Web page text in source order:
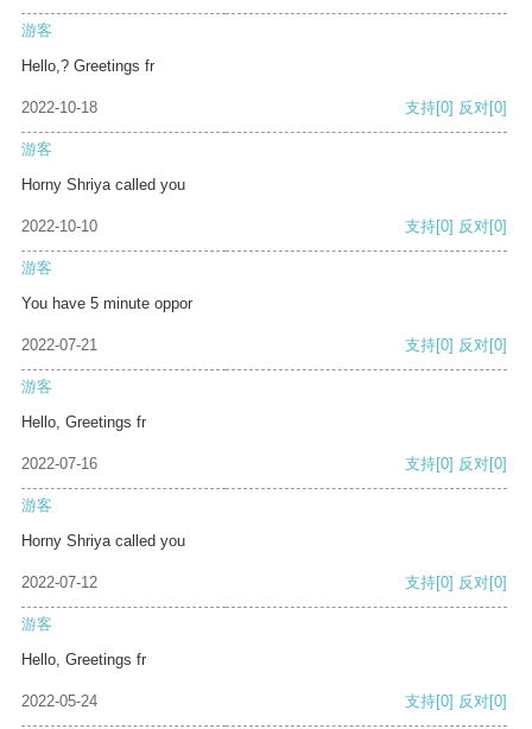
游客
Hello,? Greetings fr
2022-10-18 支持[0] 反对[0]
游客
Horny Shriya called you
2022-10-10 支持[0] 反对[0]
游客
You have 5 minute oppor
2022-07-21 支持[0] 反对[0]
游客
Hello, Greetings fr
2022-07-16 支持[0] 反对[0]
游客
Horny Shriya called you
2022-07-12 支持[0] 反对[0]
游客
Hello, Greetings fr
2022-05-24 支持[0] 反对[0]